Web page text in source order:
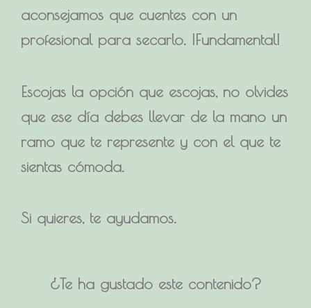
aconsejamos que cuentes con un
profesional para secarlo. ¡Fundamental!
Escojas la opción que escojas, no olvides
que ese día debes llevar de la mano un
ramo que te represente y con el que te
sientas cómoda.
Si quieres, te ayudamos.
¿Te ha gustado este contenido?